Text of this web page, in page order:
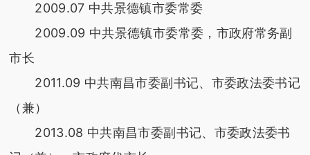
2009.07 中共景德镇市委常委
2009.09 中共景德镇市委常委，市政府常务副
市长
2011.09 中共南昌市委副书记、市委政法委书记
（兼）
2013.08 中共南昌市委副书记、市委政法委书